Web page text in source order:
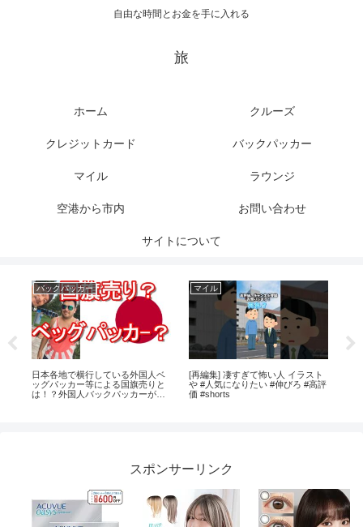
自由な時間とお金を手に入れる
旅
ホーム クルーズ
クレジットカード バックパッカー
マイル ラウンジ
空港から市内 お問い合わせ
サイトについて
バックパッカー
日本各地で横行している外国人ベ
ッグパッカー等による国旗売りと
は！？外国人バックパッカーがベ
マイル
[再編集] 凄すぎて怖い人 イラスト
や #人気になりたい #伸びろ #高評
価 #shorts
スポンサーリンク